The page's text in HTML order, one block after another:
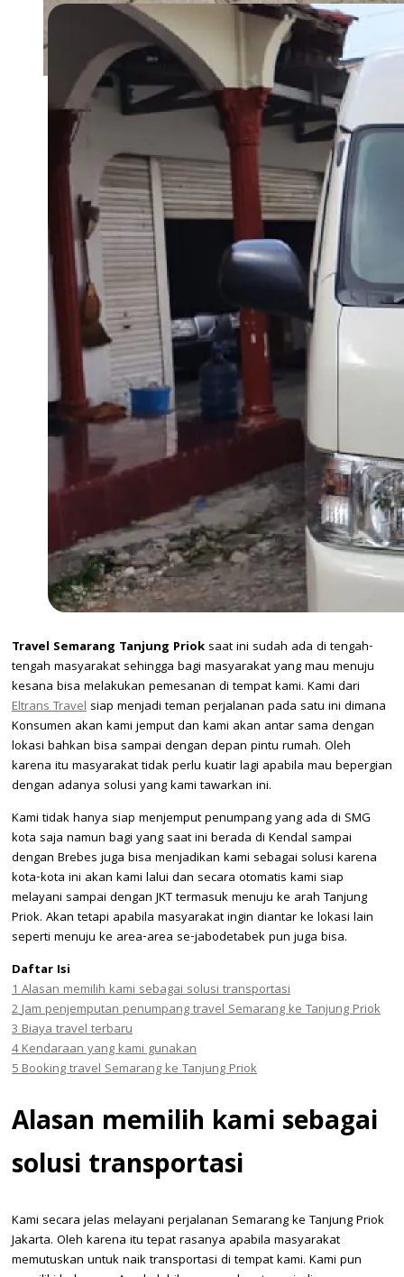
Travel Semarang Tanjung Priok saat ini sudah ada di tengah-
tengah masyarakat sehingga bagi masyarakat yang mau menuju
kesana bisa melakukan pemesanan di tempat kami. Kami dari
Eltrans Travel siap menjadi teman perjalanan pada satu ini dimana
Konsumen akan kami jemput dan kami akan antar sama dengan
lokasi bahkan bisa sampai dengan depan pintu rumah. Oleh
karena itu masyarakat tidak perlu kuatir lagi apabila mau bepergian
dengan adanya solusi yang kami tawarkan ini.
Kami tidak hanya siap menjemput penumpang yang ada di SMG
kota saja namun bagi yang saat ini berada di Kendal sampai
dengan Brebes juga bisa menjadikan kami sebagai solusi karena
kota-kota ini akan kami lalui dan secara otomatis kami siap
melayani sampai dengan JKT termasuk menuju ke arah Tanjung
Priok. Akan tetapi apabila masyarakat ingin diantar ke lokasi lain
seperti menuju ke area-area se-jabodetabek pun juga bisa.
Daftar Isi
1Alasan memilih kami sebagai solusi transportasi
2Jam penjemputan penumpang travel Semarang ke Tanjung Priok
3Biaya travel terbaru
4Kendaraan yang kami gunakan
5Booking travel Semarang ke Tanjung Priok
Alasan memilih kami sebagai
solusi transportasi
Kami secara jelas melayani perjalanan Semarang ke Tanjung Priok
Jakarta. Oleh karena itu tepat rasanya apabila masyarakat
memutuskan untuk naik transportasi di tempat kami. Kami pun